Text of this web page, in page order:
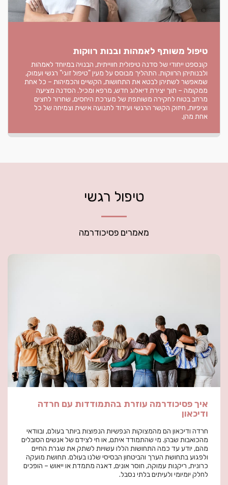
טיפול משותף לאמהות ובנות רווקות
קונספט ייחודי של סדנה טיפולית חווייתית, הבנויה במיוחד לאמהות
ולבנותיהן הרווקות. התהליך מבוסס על מעין "טיפול זוגי" רגשי ועמוק,
שמאפשר לשתיהן לבטא את התחושות, הקשיים והכמיהות – כל אחת
ממקומה – תוך יצירת דיאלוג חדש, מרפא ומכיל. הסדנה מציעה
מרחב בטוח לחקירה משותפת של מערכת היחסים, שחרור לחצים
וציפיות, חיזוק הקשר הרגשי ועידוד לתנועה אישית וצמיחה של כל
אחת מהן.
טיפול רגשי
מאמרים פסיכודרמה
איך פסיכודרמה עוזרת בהתמודדות עם חרדה
ודיכאון
חרדה ודיכאון הם מהמצוקות הנפשיות הנפוצות ביותר בעולם, ובוודאי
מהכואבות שבהן. מי שהתמודד איתם, או חי לצידם של אנשים הסובלים
מהם, יודע עד כמה התחושות הללו עשויות לשתק את שגרת החיים
ולפגוע בתחושת הערך והביטחון הבסיסי שלנו בעולם. תחושת מועקה
כרונית, ריקנות עמוקה, חוסר אונים, דאגה מתמדת או ייאוש – הופכים
לחלק יומיומי ולעיתים בלתי נסבל.